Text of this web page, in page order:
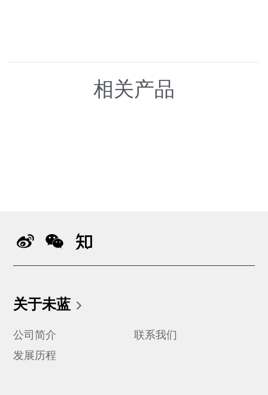
相关产品
关于未蓝
公司简介
联系我们
发展历程